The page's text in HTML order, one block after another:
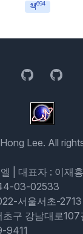
책694
GitHub GitHub
Lee. All
| 대표자 : 이재홍
03-02533
서울서초-2713
구 강남대로
9411